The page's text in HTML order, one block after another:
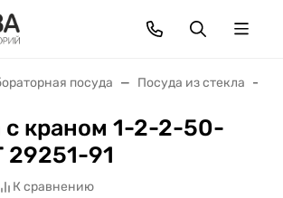
посуда Посуда из стекла
с краном 1-2-2-50-
29251-91
К сравнению